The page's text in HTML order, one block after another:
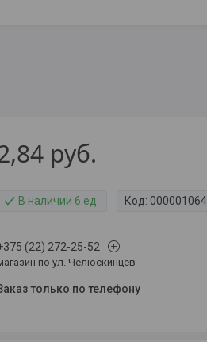
руб.
В наличии 6 ед. Код:
(22) 272-25-52
по ул. Челюскинцев
только по телефону